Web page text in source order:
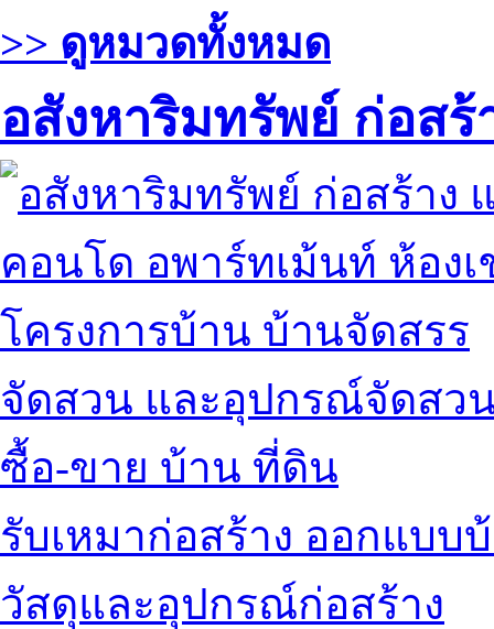
>> ดูหมวดทั้งหมด
อสังหาริมทรัพย์ ก่อส
คอนโด อพาร์ทเม้นท์ ห้องเ
โครงการบ้าน บ้านจัดสรร
จัดสวน และอุปกรณ์จัดสว
ซื้อ-ขาย บ้าน ที่ดิน
รับเหมาก่อสร้าง ออกแบบ
วัสดุและอุปกรณ์ก่อสร้าง